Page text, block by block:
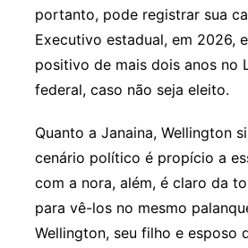
portanto, pode registrar sua
Executivo estadual, em 2026,
positivo de mais dois anos no
federal, caso não seja eleito.
Quanto a Janaina, Wellington
cenário político é propício a
com a nora, além, é claro da
para vê-los no mesmo
Wellington, seu filho e esposo